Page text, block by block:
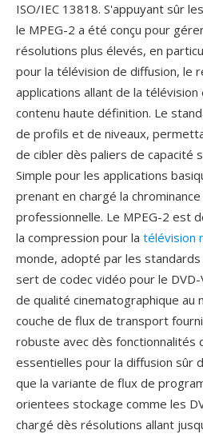
ISO/IEC 13818. S'appuyant sûr
le MPEG-2 a été conçu pour
résolutions plus élevés, en
pour la télévision de diffusion, le
applications allant de la
contenu haute définition. Le
de profils et de niveaux,
de cibler dès paliers de capacité
Simple pour les applications
prenant en chargé la
professionnelle. Le MPEG-2 est
la compression pour la télévision
monde, adopté par les standards
sert de codec vidéo pour le
de qualité cinematographique au
couche de flux de transport
robuste avec dès fonctionnalités
essentielles pour la diffusion sûr
que la variante de flux de
orientees stockage comme les
chargé dès résolutions allant